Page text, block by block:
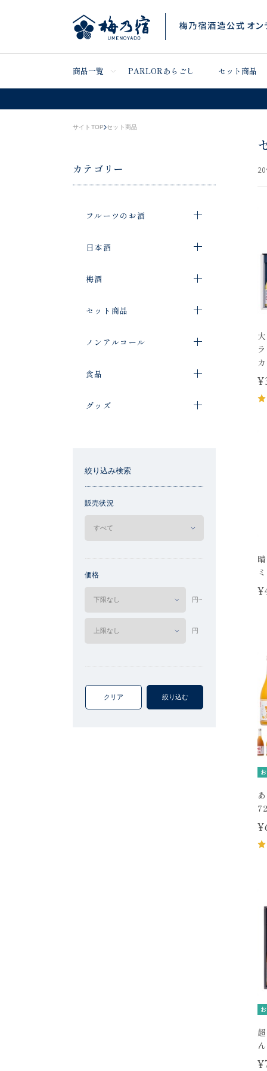
商品一覧 PARLORあらごし セット商品
サイトTOP セット商品
カテゴリー
フルーツのお酒
日本酒
梅酒
セット商品
ノンアルコール
食品
グッズ
絞り込み検索
販売状況
価格
円~
円
クリア 絞り込む
20